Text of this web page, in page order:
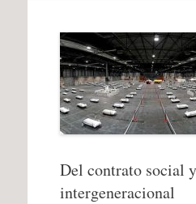
Del contrato social
intergeneracional